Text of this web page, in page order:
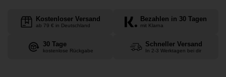
Kostenloser Versand
ab 79 € in Deutschland
Bezahlen in 30 Tagen
mit Klarna
30 Tage
kostenlose Rückgabe
Schneller Versand
In 2-3 Werktagen bei dir